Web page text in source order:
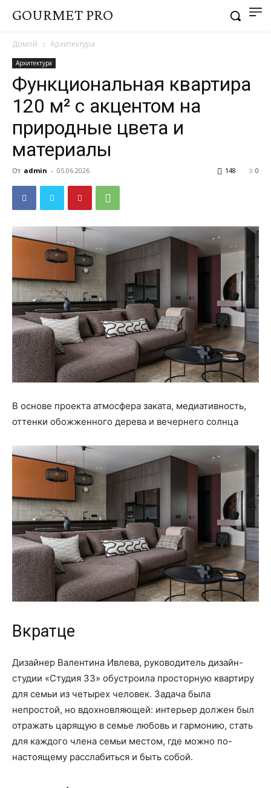
GOURMET PRO
Домой Архитектура
Архитектура
Функциональная квартира
120 м² с акцентом на
природные цвета и
материалы
От admin - 05.06.2026 0
148
В основе проекта атмосфера заката, медиативность,
оттенки обожженного дерева и вечернего солнца
Вкратце
Дизайнер Валентина Ивлева, руководитель дизайн-
студии «Студия 33» обустроила просторную квартиру
для семьи из четырех человек. Задача была
непростой, но вдохновляющей: интерьер должен был
отражать царящую в семье любовь и гармонию, стать
для каждого члена семьи местом, где можно по-
настоящему расслабиться и быть собой.